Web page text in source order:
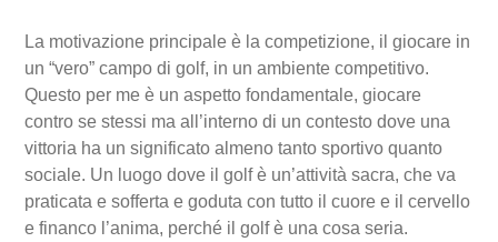
La motivazione principale è la competizione, il giocare in
un “vero” campo di golf, in un ambiente competitivo.
Questo per me è un aspetto fondamentale, giocare
contro se stessi ma all’interno di un contesto dove una
vittoria ha un significato almeno tanto sportivo quanto
sociale. Un luogo dove il golf è un’attività sacra, che va
praticata e sofferta e goduta con tutto il cuore e il cervello
e financo l’anima, perché il golf è una cosa seria.